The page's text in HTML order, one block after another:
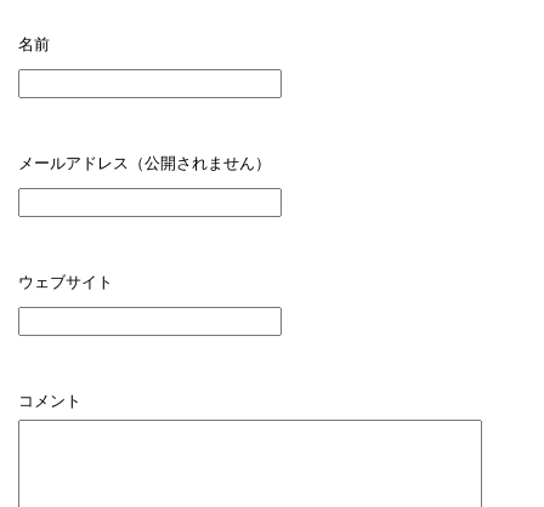
名前
メールアドレス（公開されません）
ウェブサイト
コメント